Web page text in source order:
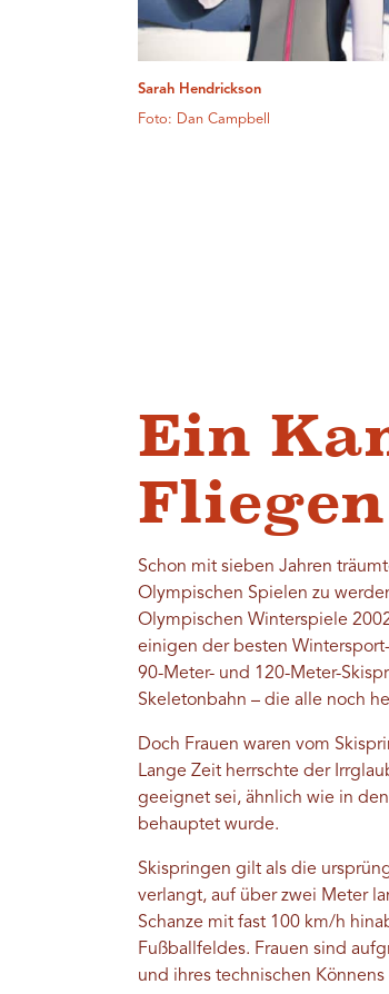
Sarah Hendrickson
Foto: Dan Campbell
Ein
Fliegen
Schon mit sieben Jahren
Olympischen Spielen zu
Olympischen Winterspiele
einigen der besten
90-Meter- und 120-Meter-
Skeletonbahn – die alle noch
Doch Frauen waren vom
Lange Zeit herrschte der
geeignet sei, ähnlich wie in
behauptet wurde.
Skispringen gilt als die
verlangt, auf über zwei Meter
Schanze mit fast 100 km/h
Fußballfeldes. Frauen sind
und ihres technischen